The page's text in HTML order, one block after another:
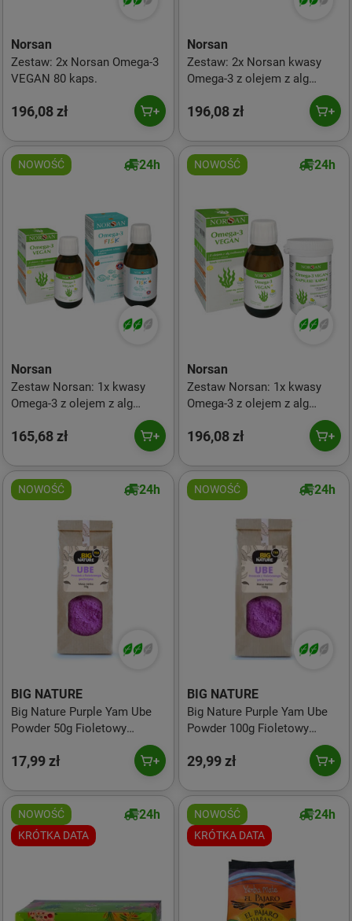
Norsan
Zestaw: 2x Norsan Omega-3
VEGAN 80 kaps.
196,08 zł
Norsan
Zestaw: 2x Norsan kwasy
Omega-3 z olejem z alg
cytryna Vegan
196,08 zł
NOWOŚĆ 24h
Norsan
Zestaw Norsan: 1x kwasy
Omega-3 z olejem z alg
cytryna Vegan i 1x Omega-3
Fisk dla dzieci 150 ml smak
pomarańcza
165,68 zł
NOWOŚĆ 24h
Norsan
Zestaw Norsan: 1x kwasy
Omega-3 z olejem z alg
cytryna Vegan i 1x Omega-3
196,08 zł
NOWOŚĆ 24h
BIG NATURE
Big Nature Purple Yam Ube
Powder 50g Fioletowy
17,99 zł
NOWOŚĆ 24h
BIG NATURE
Big Nature Purple Yam Ube
Powder 100g Fioletowy
29,99 zł
NOWOŚĆ
KRÓTKA DATA
24h
NOWOŚĆ
KRÓTKA DATA
24h